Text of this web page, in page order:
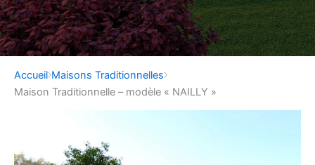
Accueil Maisons Traditionnelles
Maison Traditionnelle – modèle « NAILLY »